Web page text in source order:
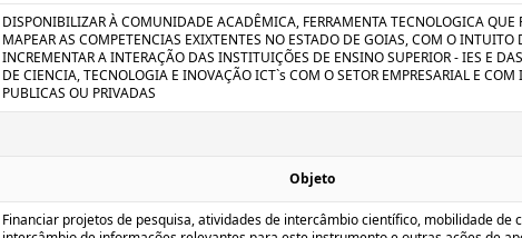
DISPONIBILIZAR À COMUNIDADE ACADÊMICA, FERRAMENTA TECNOLOGICA QUE
MAPEAR AS COMPETENCIAS EXIXTENTES NO ESTADO DE GOIAS, COM O INTUITO
INCREMENTAR A INTERAÇÃO DAS INSTITUIÇÕES DE ENSINO SUPERIOR - IES E
DE CIENCIA, TECNOLOGIA E INOVAÇÃO ICT`s COM O SETOR EMPRESARIAL E COM
PUBLICAS OU PRIVADAS
Objeto
Financiar projetos de pesquisa, atividades de intercâmbio científico, mobilidade de